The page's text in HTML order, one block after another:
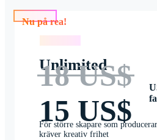
Nu på rea!
Unlimited
18 US$
15 US$
För större skapare som
kräver kreativ frihet